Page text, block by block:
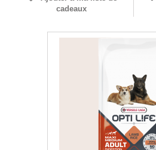
cadeaux